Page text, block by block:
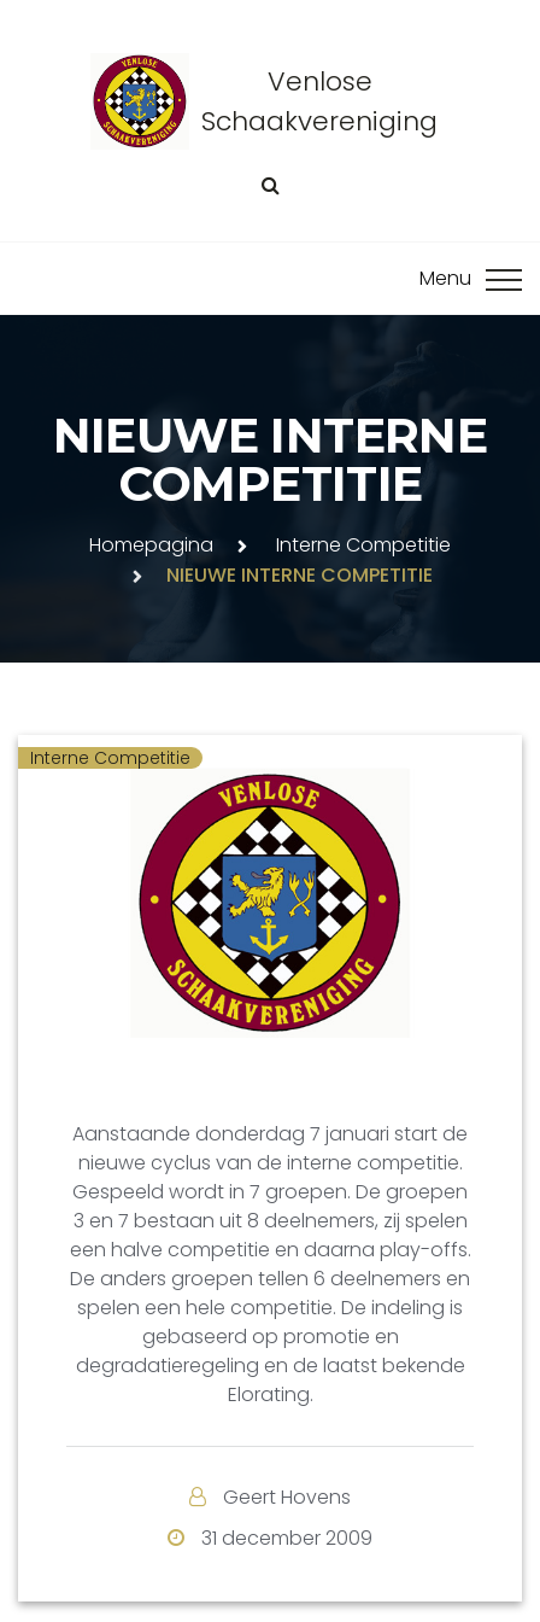
Venlose
Schaakvereniging
NIEUWE INTERNE
COMPETITIE
Homepagina
Interne Competitie
NIEUWE INTERNE COMPETITIE
Interne Competitie
Aanstaande donderdag 7 januari start de
nieuwe cyclus van de interne competitie.
Gespeeld wordt in 7 groepen. De groepen
3 en 7 bestaan uit 8 deelnemers, zij spelen
een halve competitie en daarna play-offs.
De anders groepen tellen 6 deelnemers en
spelen een hele competitie. De indeling is
gebaseerd op promotie en
degradatieregeling en de laatst bekende
Elorating.
Geert Hovens
31 december 2009